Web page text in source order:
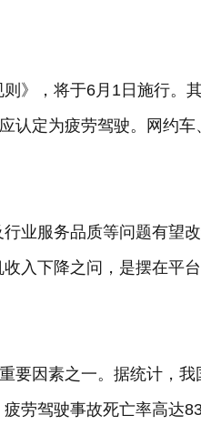
》，将于6月1日施行。
认定为疲劳驾驶。网约车
业服务品质等问题有望
入下降之问，是摆在平
要因素之一。据统计，我
劳驾驶事故死亡率高达